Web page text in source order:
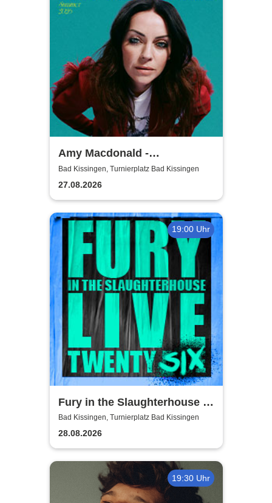
Amy Macdonald -
Sommershows 2026
Bad Kissingen, Turnierplatz Bad Kissingen
27.08.2026
19:00 Uhr
Fury in the Slaughterhouse -
Fury Live Twenty Six
Bad Kissingen, Turnierplatz Bad Kissingen
28.08.2026
19:30 Uhr